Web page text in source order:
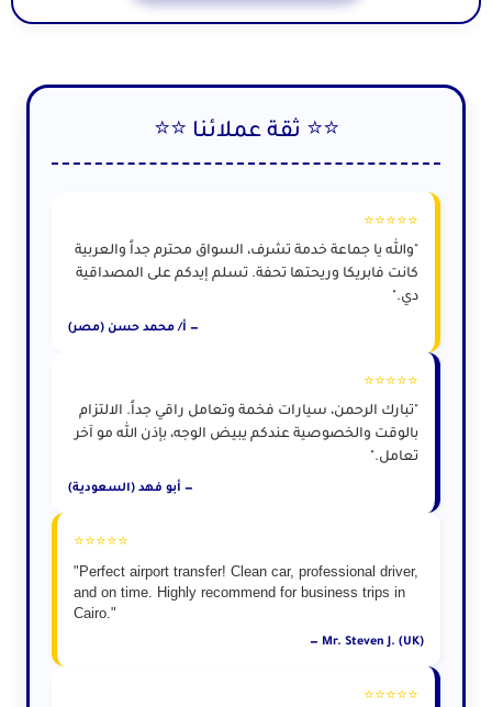
⭐⭐ ثقة عملائنا ⭐⭐
⭐⭐⭐⭐⭐
"والله يا جماعة خدمة تشرف، السواق محترم جداً والعربية
كانت فابريكا وريحتها تحفة. تسلم إيدكم على المصداقية
دي."
— أ/ محمد حسن (مصر)
⭐⭐⭐⭐⭐
"تبارك الرحمن، سيارات فخمة وتعامل راقي جداً. الالتزام
بالوقت والخصوصية عندكم يبيض الوجه، بإذن الله مو آخر
تعامل."
— أبو فهد (السعودية)
⭐⭐⭐⭐⭐
"Perfect airport transfer! Clean car, professional driver,
and on time. Highly recommend for business trips in
Cairo."
— Mr. Steven J. (UK)
⭐⭐⭐⭐⭐